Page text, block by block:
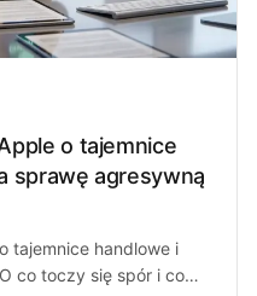
o tajemnice
sprawę agresywną
tajemnice handlowe i
co toczy się spór i co